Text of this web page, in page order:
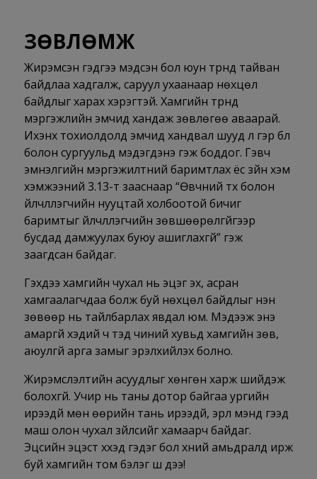
ЗӨВЛӨМЖ
Жирэмсэн гэдгээ мэдсэн бол юун түрүүнд тайван
байдлаа хадгалж, саруул ухаанаар нөхцөл
байдлыг харах хэрэгтэй. Хамгийн түрүүнд
мэргэжлийн эмчид хандаж зөвлөгөө аваарай.
Ихэнх тохиолдолд эмчид хандвал шууд л гэр бүл
болон сургуульд мэдэгдэнэ гэж боддог. Гэвч
эмнэлгийн мэргэжилтний баримтлах ёс зүйн хэм
хэмжээний 3.13-т зааснаар “Өвчний түүх болон
үйлчлүүлэгчийн нууцтай холбоотой бичиг
баримтыг үйлчлүүлэгчийн зөвшөөрөлгүйгээр
бусдад дамжуулах буюу ашиглахгүй” гэж
заагдсан байдаг.
Гэхдээ хамгийн чухал нь эцэг эх, асран
хамгаалагчдаа болж буй нөхцөл байдлыг үнэн
зөвөөр нь тайлбарлах явдал юм. Мэдээж энэ
амаргүй хэдий ч тэд чиний хувьд хамгийн зөв,
аюулгүй арга замыг эрэлхийлэх болно.
Жирэмслэлтийн асуудлыг хөнгөн харж шийдэж
болохгүй. Учир нь таны дотор байгаа ургийн
ирээдүй мөн өөрийн тань ирээдүй, эрүүл мэнд гээд
маш олон чухал зүйлсийг хамаарч байдаг.
Эцсийн эцэст хүүхэд гэдэг бол хүний амьдралд ирж
буй хамгийн том бэлэг шүү дээ!